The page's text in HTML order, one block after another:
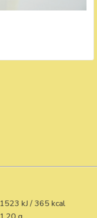
1523 kJ / 365 kcal